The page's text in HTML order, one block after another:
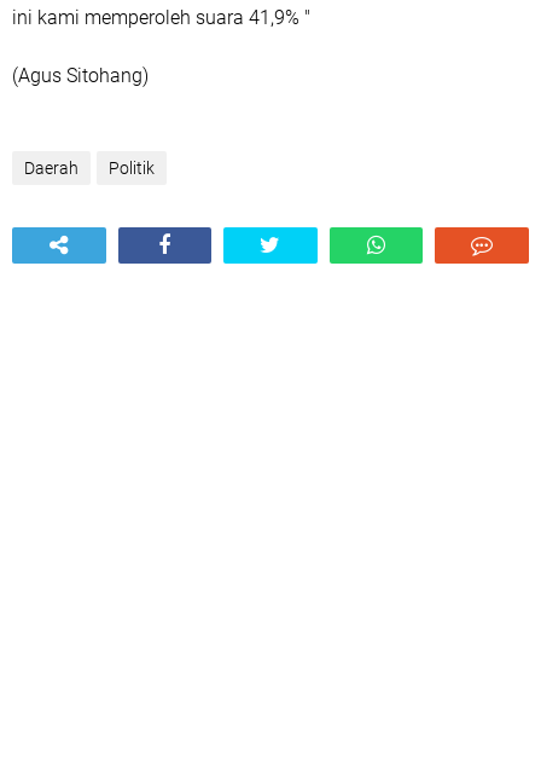
ini kami memperoleh suara 41,9% "
(Agus Sitohang)
Daerah Politik